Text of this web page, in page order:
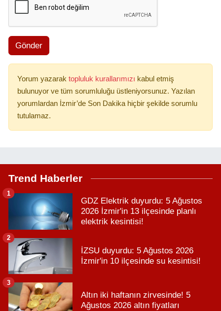
Gönder
Yorum yazarak topluluk kurallarımızı kabul etmiş
bulunuyor ve tüm sorumluluğu üstleniyorsunuz. Yazılan
yorumlardan İzmir’de Son Dakika hiçbir şekilde sorumlu
tutulamaz.
Trend Haberler
GDZ Elektrik duyurdu: 5 Ağustos
2026 İzmir'in 13 ilçesinde planlı
elektrik kesintisi!
1
İZSU duyurdu: 5 Ağustos 2026
İzmir'in 10 ilçesinde su kesintisi!
2
Altın iki haftanın zirvesinde! 5
Ağustos 2026 altın fiyatları
3